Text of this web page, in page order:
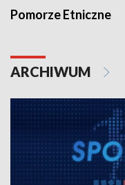
Pomorze Etniczne
ARCHIWUM